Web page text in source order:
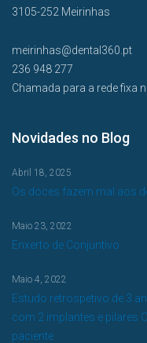
3105-252 Meirinhas
meirinhas@dental360.pt
236 948 277
Chamada para a rede fixa
Novidades no Blog
Os doces fazem mal aos
Abril 18, 2025
Enxerto de Conjuntivo
Maio 23, 2022
Estudo retrospetivo de 3
com 2 implantes e pilares
paciente
Maio 4, 2022